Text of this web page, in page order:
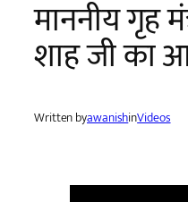
माननीय गृह
शाह जी का
Written byawanishinVideos